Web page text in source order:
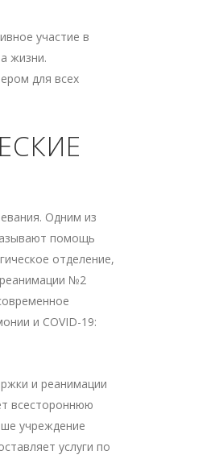
участие в
жизни.
для всех
Одним из
помощь
отделение,
реанимации №2
и COVID-19:
и реанимации
всестороннюю
учреждение
услуги по